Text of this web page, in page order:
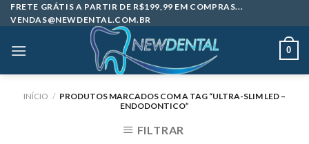
Skip
to
FRETE GRÁTIS A PARTIR DE R$199,99 EM COMPRAS...
VENDAS@NEWDENTAL.COM.BR
0
INÍCIO / PRODUTOS MARCADOS COM A TAG “ULTRA-SLIM LED –
ENDODONTICO”
FILTRAR